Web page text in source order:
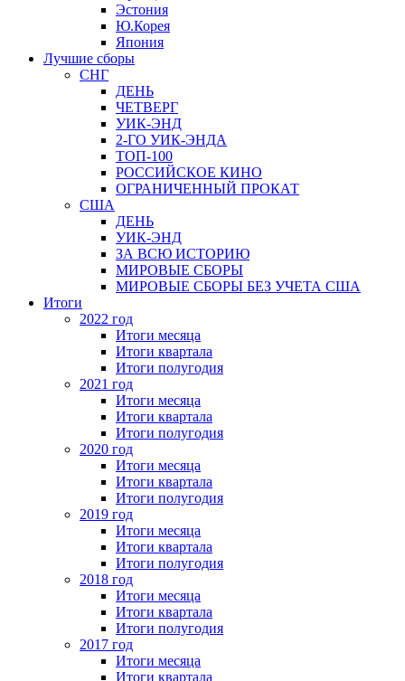
Эстония
Ю.Корея
Япония
Лучшие сборы
СНГ
ДЕНЬ
ЧЕТВЕРГ
УИК-ЭНД
2-ГО УИК-ЭНДА
ТОП-100
РОССИЙСКОЕ КИНО
ОГРАНИЧЕННЫЙ ПРОКАТ
США
ДЕНЬ
УИК-ЭНД
ЗА ВСЮ ИСТОРИЮ
МИРОВЫЕ СБОРЫ
МИРОВЫЕ СБОРЫ БЕЗ УЧЕТА США
Итоги
2022 год
Итоги месяца
Итоги квартала
Итоги полугодия
2021 год
Итоги месяца
Итоги квартала
Итоги полугодия
2020 год
Итоги месяца
Итоги квартала
Итоги полугодия
2019 год
Итоги месяца
Итоги квартала
Итоги полугодия
2018 год
Итоги месяца
Итоги квартала
Итоги полугодия
2017 год
Итоги месяца
Итоги квартала